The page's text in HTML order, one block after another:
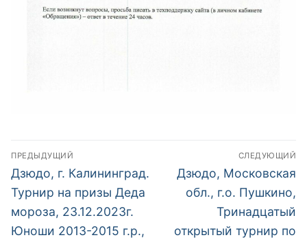
Навигация
по
записям
ПРЕДЫДУЩИЙ
Предыдущий
пост:
Дзюдо, г. Калининград.
Турнир на призы Деда
мороза, 23.12.2023г.
Юноши 2013-2015 г.р.,
СЛЕДУЮЩИЙ
Следующий
пост:
Дзюдо, Московская
обл., г.о. Пушкино,
Тринадцатый
открытый турнир по